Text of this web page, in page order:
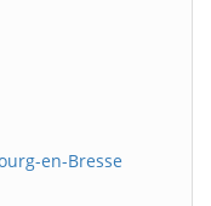
en-Bresse